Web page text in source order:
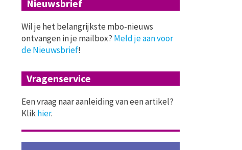
Nieuwsbrief
Wil je het belangrijkste mbo-nieuws
ontvangen in je mailbox? Meld je aan voor
de Nieuwsbrief!
Vragenservice
Een vraag naar aanleiding van een artikel?
Klikhier.